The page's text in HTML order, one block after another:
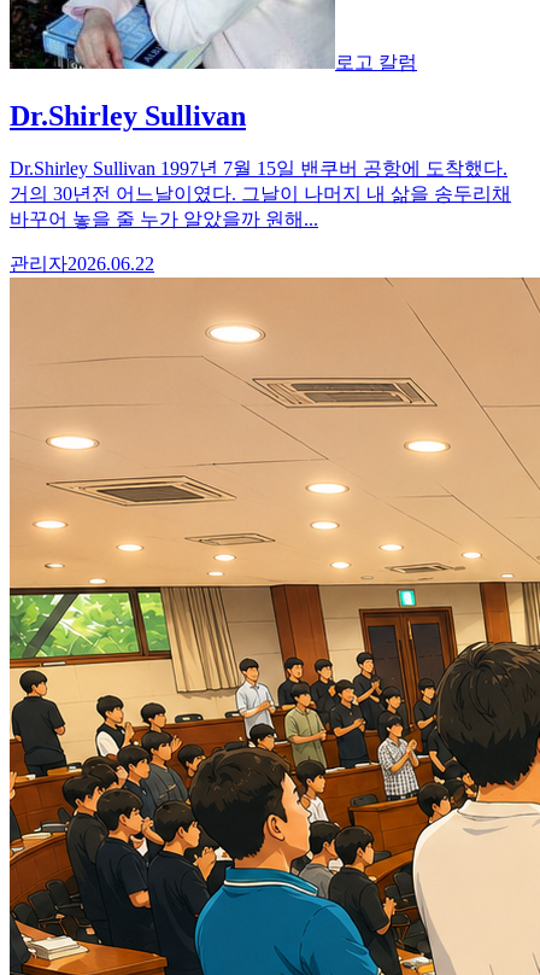
로고 칼럼
Dr.Shirley Sullivan
Dr.Shirley Sullivan 1997년 7월 15일 밴쿠버 공항에 도착했다.
거의 30년전 어느날이였다. 그날이 나머지 내 삶을 송두리채
바꾸어 놓을 줄 누가 알았을까 원해...
관리자2026.06.22